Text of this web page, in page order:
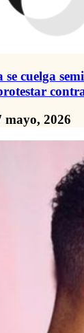
cuelga
mayo, 2026